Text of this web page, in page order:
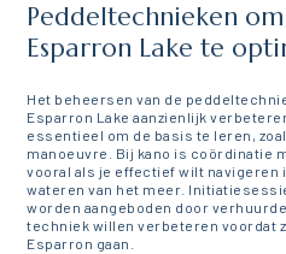
Peddeltechnieken
Esparron Lake te
Het beheersen van de
Esparron Lake aanzienlijk
essentieel om de basis te leren,
manoeuvre. Bij kano is coördinatie
vooral als je effectief wilt navigeren
wateren van het meer.
worden aangeboden door
techniek willen verbeteren voordat
Esparron gaan.